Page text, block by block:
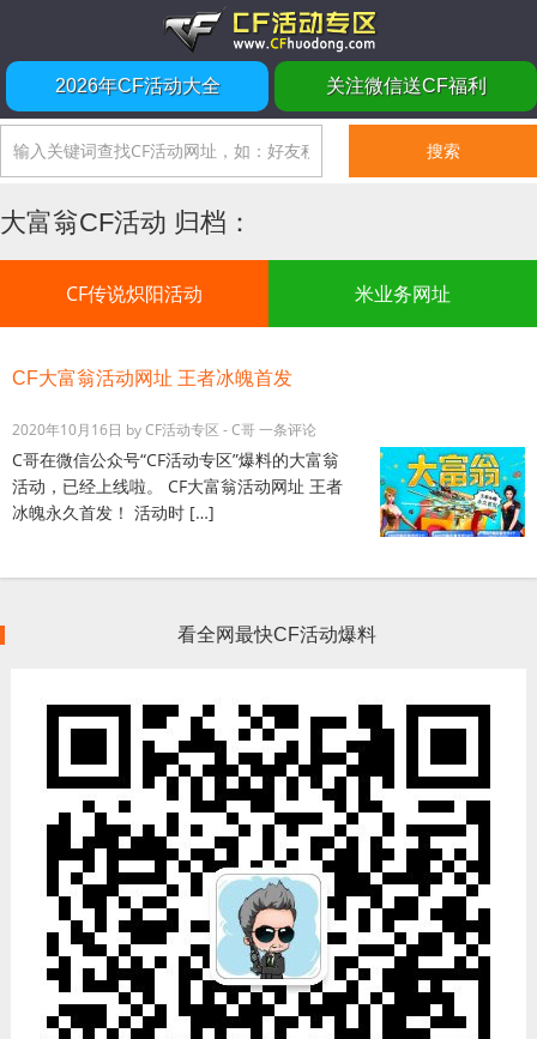
2026年CF活动大全 关注微信送CF福利
大富翁CF活动 归档：
CF传说炽阳活动 米业务网址
CF大富翁活动网址 王者冰魄首发
2020年10月16日 byCF活动专区 - C哥一条评论
C哥在微信公众号“CF活动专区”爆料的大富翁
活动，已经上线啦。 CF大富翁活动网址 王者
冰魄永久首发！ 活动时 […]
看全网最快CF活动爆料